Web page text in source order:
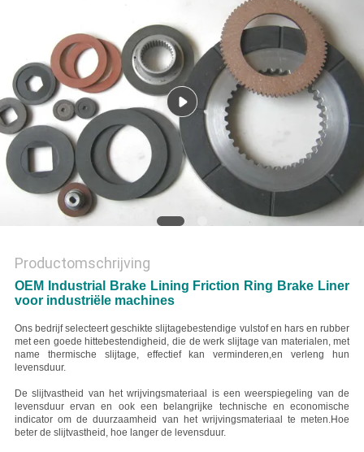
Productomschrijving
OEM Industrial Brake Lining Friction Ring Brake Liner
voor industriële machines
Ons bedrijf selecteert geschikte slijtagebestendige vulstof en hars en rubber
met een goede hittebestendigheid, die de werk slijtage van materialen, met
name thermische slijtage, effectief kan verminderen,en verleng hun
levensduur.
De slijtvastheid van het wrijvingsmateriaal is een weerspiegeling van de
levensduur ervan en ook een belangrijke technische en economische
indicator om de duurzaamheid van het wrijvingsmateriaal te meten.Hoe
beter de slijtvastheid, hoe langer de levensduur.